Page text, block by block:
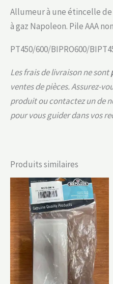
Allumeur à une étincelle
à gaz Napoleon. Pile AAA
PT450/600/BIPRO600/
Les frais de livraison ne sont
ventes de pièces. Assurez-
produit ou contactez un de
pour vous guider dans vos
Produits similaires